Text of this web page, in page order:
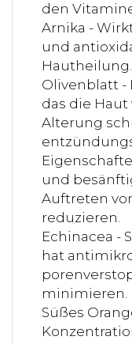
den
Arnika -
und
Hautheilung.
Olivenblatt -
das die
Alterung
und
Auftreten
reduzieren.
Echinacea -
hat
minimieren.
Süßes